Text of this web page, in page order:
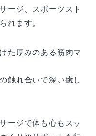
ージ、スポーツスト
れます。
た厚みのある筋肉マ
触れ合いで深い癒し
ージで体も心もスッ